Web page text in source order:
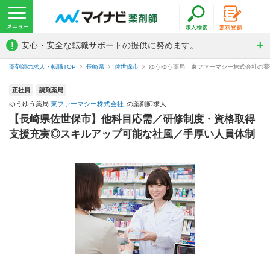
! 安心・安全な転職サポートの提供に努めます。
薬剤師の求人・転職TOP 長崎県 佐世保市 ゆうゆう薬局 東ファーマシー株式会社の薬
正社員 調剤薬局
ゆうゆう薬局 東ファーマシー株式会社 の薬剤師求人
【長崎県佐世保市】他科目応需／研修制度・資格取得
支援充実◎スキルアップ可能な社風／手厚い人員体制